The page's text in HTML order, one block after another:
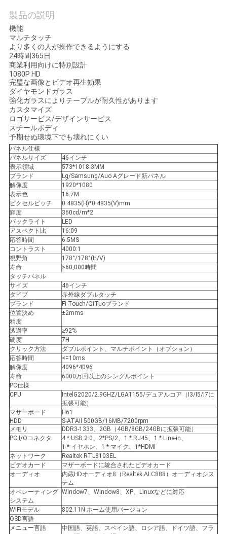
い
合
わ
せ
ニ
ュ
ー
ス
事
件
引
金
を
求
め
て
く
だ
さ
い
地
図
製品の説明
機能:
マルチタッチ
より多くの人が操作できるようにする
24時間365日
商業利用向けに特別設計
1080P HD
完璧な画像とビデオ再生効果
ダイヤモンドガラス
強化ガラスによりテーブルが耐久性があります
カスタマイズ
ロゴサービス/デザインサービス
スチールボディ
予期せぬ環境下でも壊れにくい
パネル仕様
パネルサイズ
46インチ
表示領域
573*1018.3MM
ブランド
Lg/Samsung/Auo Aグレード新パネル
解像度
1920*1080
表示色
16.7M
ピクセルピッチ
0.4835(H)*0.4835(V)mm
輝度
360cd/m*2
バックライト
LED
アスペクト比
16:09
応答時間
6.5MS
コントラスト
4000:1
視野角
178°/178°(H/V)
寿命
>60,000時間
タッチパネル
サイズ
46インチ
タイプ
赤外線ダブルタッチ
ブランド
Fi-Touch/QiTuoブランド
位置決め
精度
±2mms
透過率
≥92%
硬度
7H
クリック方法
ダブルポイント、マルチポイント（オプション）
応答時間
<=10ms
解像度
4096*4096
寿命
6000万回以上のシングルポイント
PC仕様
CPU
IntelG2020/2.9GHZ/LGA1155/デュアルコア（I3/I5/I7に
拡張可能）
マザーボード
H61
HDD
S-ATAII 500GB/16MB/7200rpm
メモリ
DDR3-1333、2GB（4GB/8GB/24GBに拡張可能）
PC I/Oコネクタ
4 * USB 2.0、2*PS/2、1 * RJ45、1 * Line-in、
1 * イヤホン、1 * マイク、1*HDMI
ネットワーク
Realtek RTL8103EL
ビデオカード
マザーボードに統合されたビデオカード
オーディオ
内蔵HDオーディオ8（Realtek ALC888）オーディオシス
テム
オペレーティング
システム
Window7、Window8、XP、Linuxなどに対応
WiFiモデル
802.11N ホーム使用バージョン
OSD言語
メニュー言語
中国語、英語、スペイン語、ロシア語、ドイツ語、フラ